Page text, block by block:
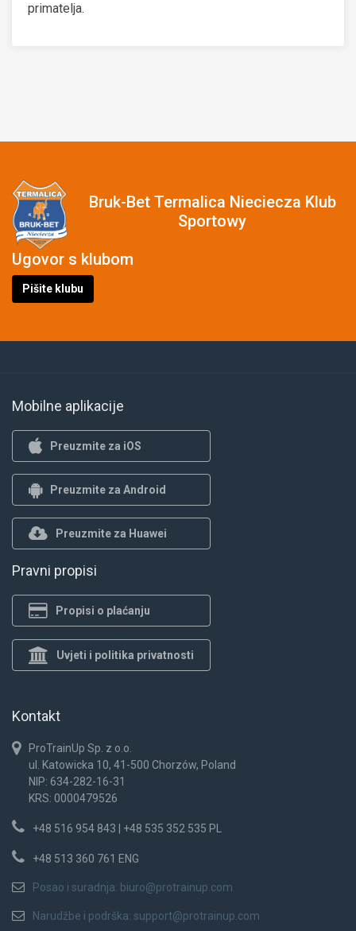
primatelja.
Bruk-Bet Termalica Nieciecza Klub
Sportowy
Ugovor s klubom
Pišite klubu
Mobilne aplikacije
Preuzmite za iOS
Preuzmite za Android
Preuzmite za Huawei
Pravni propisi
Propisi o plaćanju
Uvjeti i politika privatnosti
Kontakt
ProTrainUp Sp. z o.o.
ul. Katowicka 10, 41-500 Chorzów, Poland
NIP: 634-282-16-31
KRS: 0000479526
+48 516 954 843 | +48 535 352 535 PL
+48 513 360 761 ENG
Posao i suradnja: biuro@protrainup.com
Narudžbe i podrška: support@protrainup.com